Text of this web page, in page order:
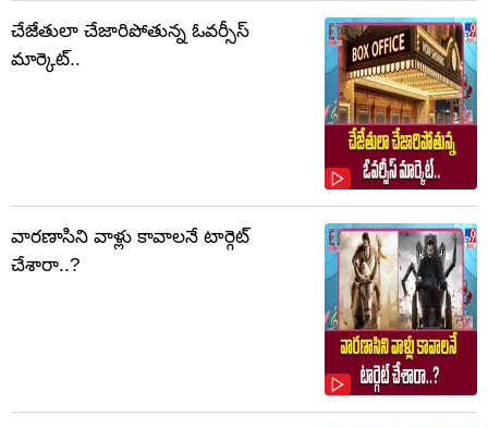
చేజేతులా చేజారిపోతున్న ఓవర్సీస్
మార్కెట్..
వారణాసిని వాళ్లు కావాలనే టార్గెట్
చేశారా..?